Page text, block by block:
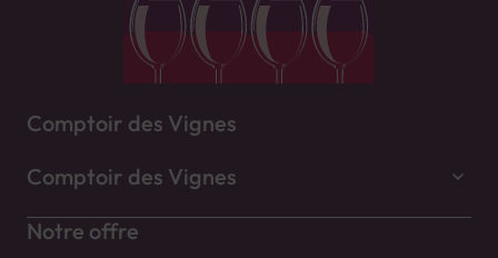
Comptoir des Vignes
Comptoir des Vignes
Notre offre